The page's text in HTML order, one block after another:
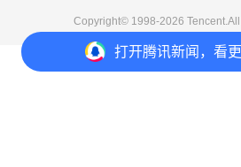
打开腾讯新闻，看
Copyright© 1998-2026